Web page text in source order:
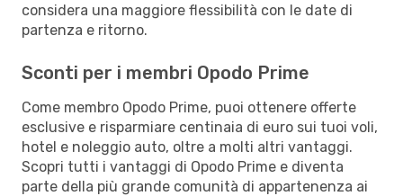
considera una maggiore flessibilità con le date di
partenza e ritorno.
Sconti per i membri Opodo Prime
Come membro Opodo Prime, puoi ottenere offerte
esclusive e risparmiare centinaia di euro sui tuoi voli,
hotel e noleggio auto, oltre a molti altri vantaggi.
Scopri tutti i vantaggi di Opodo Prime e diventa
parte della più grande comunità di appartenenza ai